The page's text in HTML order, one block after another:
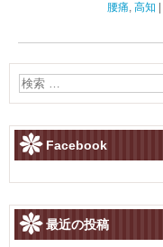
腰痛, 高知
Facebook
最近の投稿